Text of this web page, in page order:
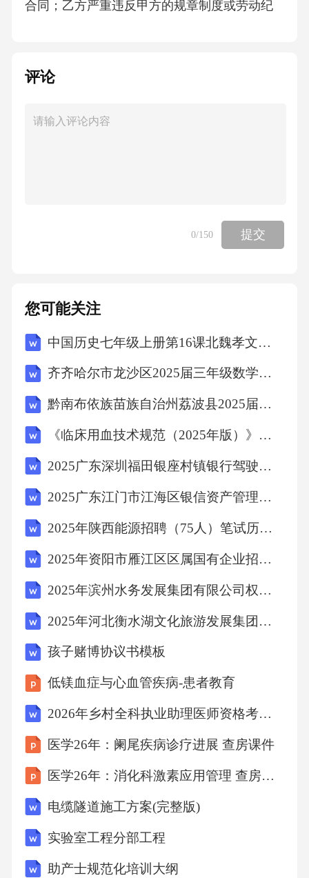
合同；乙方严重违反甲方的规章制度或劳动纪
解除本合同；乙方被依法追究刑事责任的，甲
因，需要裁减人员的，应按照法律法规的规
行安排的工作的，甲方可以解除本合同；乙方
不能胜任工作，经过培训或者调整工作岗位，
致使本合同无法履行，经双方协商不能就变更
本合同达成协议的，甲方可以解除本合同。甲
方解除本合同，应提前通知乙方，并按照法律
本合同，应提前通知甲方，并按照规定办理相
关手续。3.合同终止本合同期满或双方约定的终
止条件出现时，本合同终止。合同终止后，双
方应按照规定办理相关手续。八、违约责任1.甲
支付乙方劳动报酬或未为乙方缴纳社会保险
的，应按照法律法规的规定，向乙方支付经济
补偿，并补缴社会保险费用。甲方违反本合同
约定，侵害乙方合法权益的，应承担相应的赔
偿责任。2.乙方违约责任乙方违反本合同约定，
未按时、按质、按量完成工作任务或严重违反
甲方的规章制度和劳动纪律的，甲方有权扣除
乙方相应的工资或奖金，并要求乙方赔偿因此
露甲方商业秘密或工作机密的，应承担相应的
赔偿责任。如乙方的行为给甲方造成重大损失
的，甲方有权追究乙方的法律责任。九、争议
解决本合同履行期间，双方如发生争议，应首
先友好协商解决；协商不成的，可以向有管辖
权的劳动争议仲裁委员会申请仲裁；对仲裁裁
评论
0/150 提交
您可能关注
中国历史七年级上册第16课北魏孝文帝改革教学设计
齐齐哈尔市龙沙区2025届三年级数学下学期期末调研模拟试题含解析
黔南布依族苗族自治州荔波县2025届数学四年级下学期期中联考试题（含解析）
《临床用血技术规范（2025年版）》考核试题
2025广东深圳福田银座村镇银行驾驶岗社会招聘笔试历年典型考题及考点剖析附带答案详解
2025广东江门市江海区银信资产管理有限公司招聘5人笔试历年常考点试题专练附带答案详解
2025年陕西能源招聘（75人）笔试历年典型考点题库附带答案详解
2025年资阳市雁江区区属国有企业招聘（8人）笔试历年典型考点题库附带答案详解
2025年滨州水务发展集团有限公司权属公司公开招聘国有企业工作人员（13人）笔试历年典型考点题库附带答案详解
2025年河北衡水湖文化旅游发展集团有限公司岗位招聘15人笔试历年典型考点题库附带答案详解
孩子赌博协议书模板
低镁血症与心血管疾病-患者教育
2026年乡村全科执业助理医师资格考试试卷及答案（四）
医学26年：阑尾疾病诊疗进展 查房课件
医学26年：消化科激素应用管理 查房课件
电缆隧道施工方案(完整版)
实验室工程分部工程
助产士规范化培训大纲